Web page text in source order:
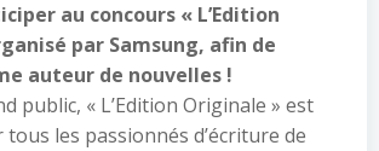
au concours « L’Edition
par Samsung, afin de
auteur de nouvelles !
public, « L’Edition Originale » est
tous les passionnés d’écriture de